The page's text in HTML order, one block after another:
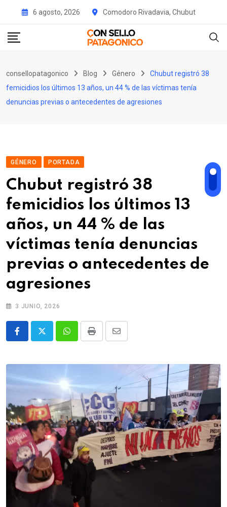
content
6 agosto, 2026 Comodoro Rivadavia, Chubut
consellopatagonico Blog Género
Chubut registró 38
femicidios los últimos 13 años, un 44 % de las víctimas tenía
denuncias previas o antecedentes de agresiones
GÉNERO PORTADA
Chubut registró 38
femicidios los últimos 13
años, un 44 % de las
víctimas tenía denuncias
previas o antecedentes de
agresiones
3 JUNIO, 2026
WhatsappPrint
Share
Email